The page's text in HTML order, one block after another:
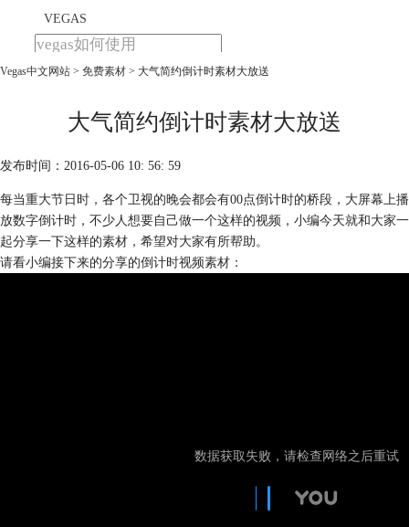
VEGAS
首页
购买
Vegas中文网站 > 免费素材 > 大气简约倒计时素材大放送
大气简约倒计时素材大放送
发布时间：2016-05-06 10: 56: 59
每当重大节日时，各个卫视的晚会都会有00点倒计时的桥段，大屏幕上播
放数字倒计时，不少人想要自己做一个这样的视频，小编今天就和大家一
起分享一下这样的素材，希望对大家有所帮助。
请看小编接下来的分享的倒计时视频素材：